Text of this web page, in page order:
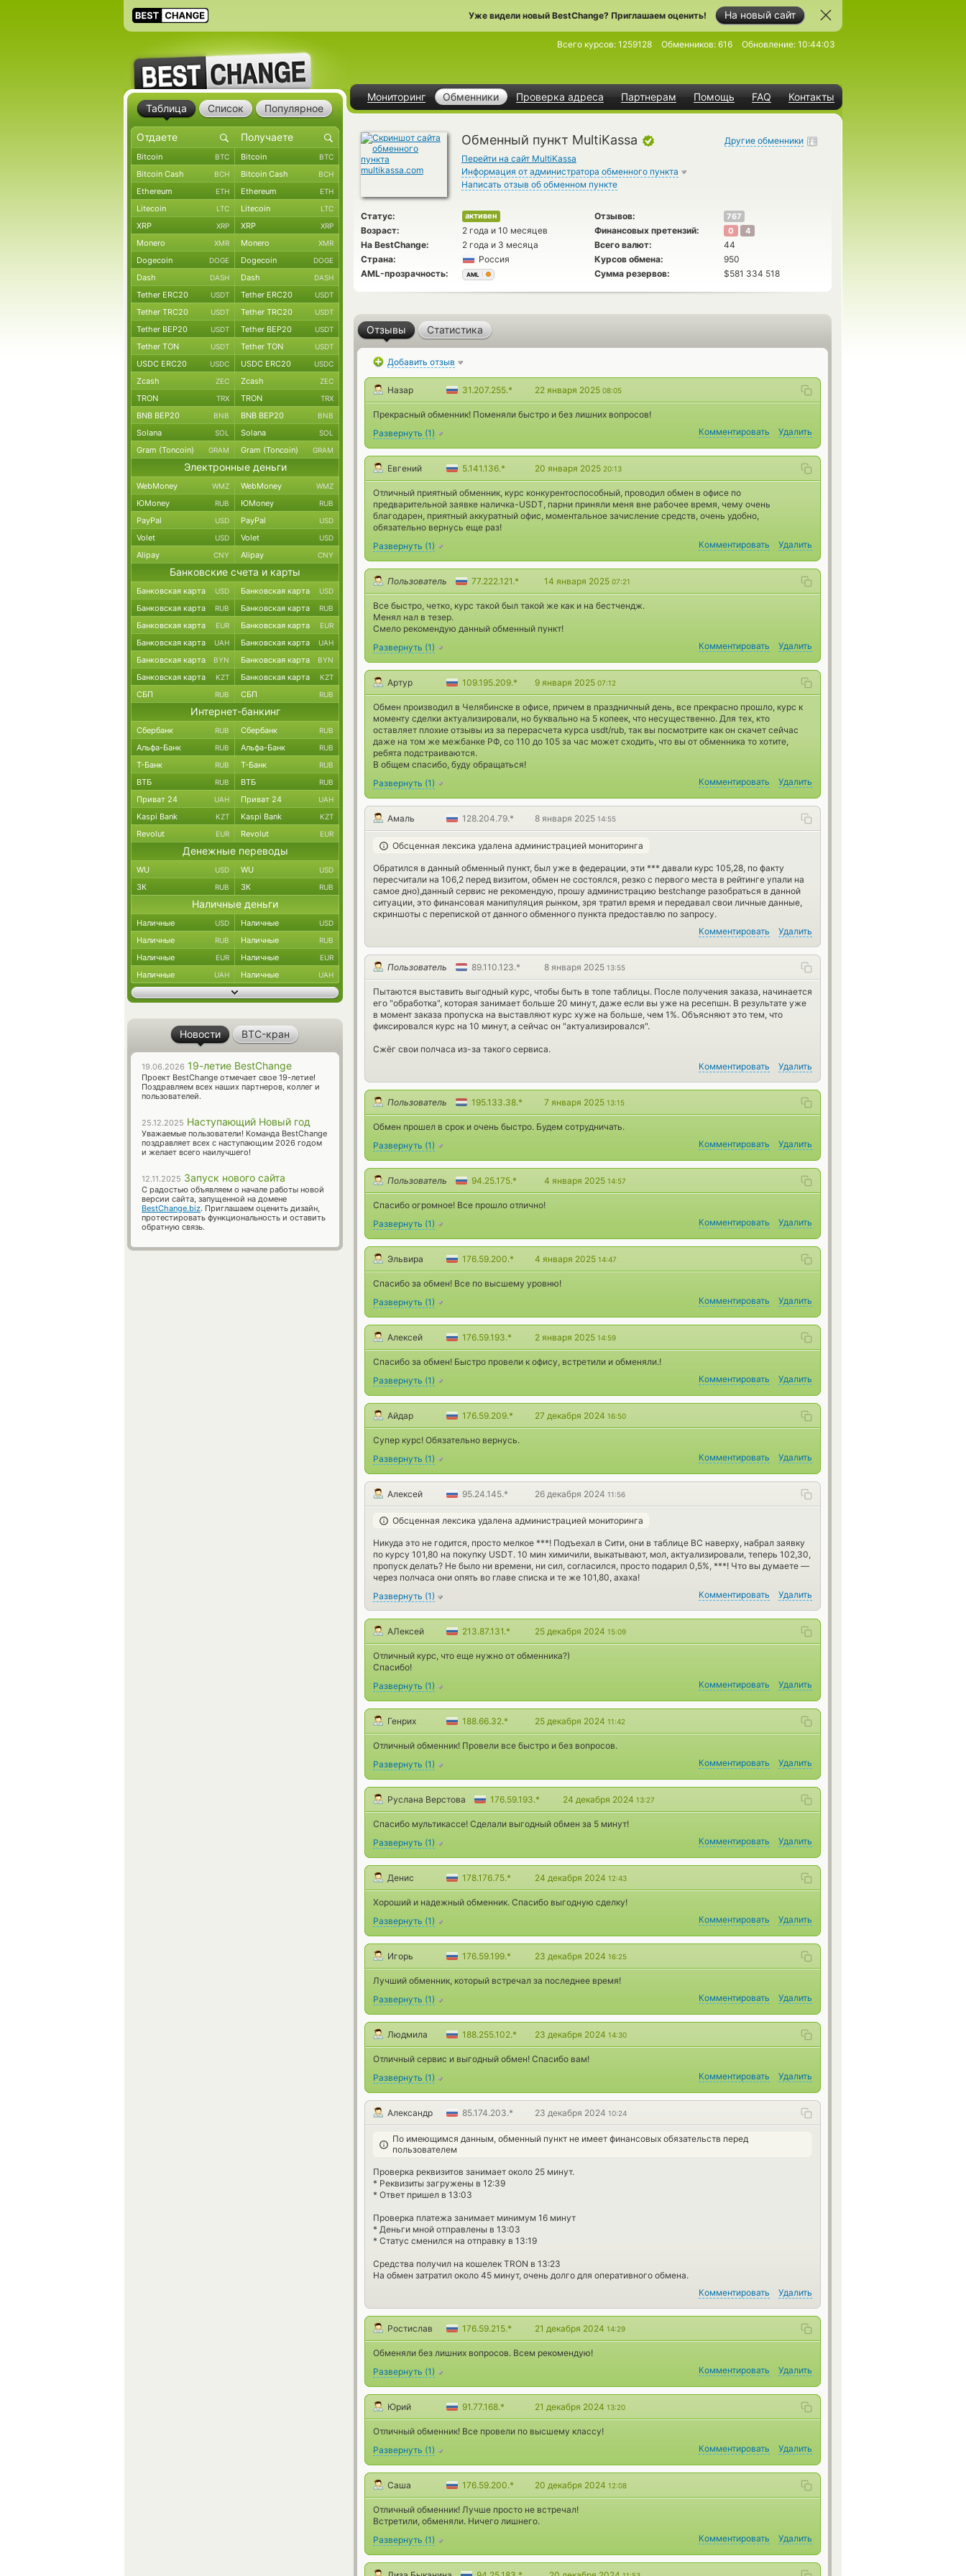
На новый сайт
Уже видели новый BestChange? Приглашаем оценить!
Мониторинг Обменники Проверка адреса Партнерам Помощь FAQ Контакты
Всего курсов: 1259128 Обменников: 616 Обновление: 10:44:03
Обменный пункт MultiKassa
Перейти на сайт MultiKassa
Информация от администратора обменного пункта
Написать отзыв об обменном пункте
Другие обменники
Статус: активен Отзывов: 767
Возраст: 2 года и 10 месяцев Финансовых претензий: 0 4
На BestChange: 2 года и 3 месяца Всего валют:
44
Страна:
Россия Курсов обмена:
950
AML-прозрачность:
AML Сумма резервов: $581 334 518
Отзывы Статистика
Добавить отзыв
Назар 31.207.255.* 22 января 2025 08:05
Прекрасный обменник! Поменяли быстро и без лишних вопросов!
Развернуть (1) Комментировать Удалить
Евгений 5.141.136.* 20 января 2025 20:13
Отличный приятный обменник, курс конкурентоспособный, проводил обмен в офисе по
предварительной заявке наличка-USDT, парни приняли меня вне рабочее время, чему очень
благодарен, приятный аккуратный офис, моментальное зачисление средств, очень удобно,
обязательно вернусь еще раз!
Развернуть (1) Комментировать Удалить
Пользователь 77.222.121.* 14 января 2025 07:21
Все быстро, четко, курс такой был такой же как и на бестчендж.
Менял нал в тезер.
Смело рекомендую данный обменный пункт!
Развернуть (1) Комментировать Удалить
Артур 109.195.209.* 9 января 2025 07:12
Обмен производил в Челябинске в офисе, причем в праздничный день, все прекрасно прошло, курс к
моменту сделки актуализировали, но буквально на 5 копеек, что несущественно. Для тех, кто
оставляет плохие отзывы из за перерасчета курса usdt/rub, так вы посмотрите как он скачет сейчас
даже на том же межбанке РФ, со 110 до 105 за час может сходить, что вы от обменника то хотите,
ребята подстраиваются.
В общем спасибо, буду обращаться!
Развернуть (1) Комментировать Удалить
Амаль 128.204.79.* 8 января 2025 14:55
Обсценная лексика удалена администрацией мониторинга
Обратился в данный обменный пункт, был уже в федерации, эти *** давали курс 105,28, по факту
пересчитали на 106,2 перед визитом, обмен не состоялся, резко с первого места в рейтинге упали на
самое дно),данный сервис не рекомендую, прошу администрацию bestchange разобраться в данной
ситуации, это финансовая манипуляция рынком, зря тратил время и передавал свои личные данные,
скриншоты с перепиской от данного обменного пункта предоставлю по запросу.
Комментировать
Удалить
Пользователь 89.110.123.* 8 января 2025 13:55
Пытаются выставить выгодный курс, чтобы быть в топе таблицы. После получения заказа, начинается
его "обработка", которая занимает больше 20 минут, даже если вы уже на ресепшн. В результате уже
в момент заказа пропуска на выставляют курс хуже на больше, чем 1%. Объясняют это тем, что
фиксировался курс на 10 минут, а сейчас он "актуализировался".
Сжёг свои полчаса из-за такого сервиса.
Комментировать
Удалить
Пользователь 195.133.38.* 7 января 2025 13:15
Обмен прошел в срок и очень быстро. Будем сотрудничать.
Развернуть (1) Комментировать Удалить
Пользователь 94.25.175.* 4 января 2025 14:57
Спасибо огромное! Все прошло отлично!
Развернуть (1) Комментировать Удалить
Эльвира 176.59.200.* 4 января 2025 14:47
Спасибо за обмен! Все по высшему уровню!
Развернуть (1) Комментировать Удалить
Алексей 176.59.193.* 2 января 2025 14:59
Спасибо за обмен! Быстро провели к офису, встретили и обменяли.!
Развернуть (1) Комментировать Удалить
Айдар 176.59.209.* 27 декабря 2024 16:50
Супер курс! Обязательно вернусь.
Развернуть (1) Комментировать Удалить
Алексей 95.24.145.* 26 декабря 2024 11:56
Обсценная лексика удалена администрацией мониторинга
Никуда это не годится, просто мелкое ***! Подъехал в Сити, они в таблице BC наверху, набрал заявку
по курсу 101,80 на покупку USDT. 10 мин химичили, выкатывают, мол, актуализировали, теперь 102,30,
пропуск делать? Не было ни времени, ни сил, согласился, просто подарил 0,5%, ***! Что вы думаете —
через полчаса они опять во главе списка и те же 101,80, ахаха!
Развернуть (1) Комментировать Удалить
АЛексей 213.87.131.* 25 декабря 2024 15:09
Отличный курс, что еще нужно от обменника?)
Спасибо!
Развернуть (1) Комментировать Удалить
Генрих 188.66.32.* 25 декабря 2024 11:42
Отличный обменник! Провели все быстро и без вопросов.
Развернуть (1) Комментировать Удалить
Руслана Верстова 176.59.193.* 24 декабря 2024 13:27
Спасибо мультикассе! Сделали выгодный обмен за 5 минут!
Развернуть (1) Комментировать Удалить
Денис 178.176.75.* 24 декабря 2024 12:43
Хороший и надежный обменник. Спасибо выгодную сделку!
Развернуть (1) Комментировать Удалить
Игорь 176.59.199.* 23 декабря 2024 16:25
Лучший обменник, который встречал за последнее время!
Развернуть (1) Комментировать Удалить
Людмила 188.255.102.* 23 декабря 2024 14:30
Отличный сервис и выгодный обмен! Спасибо вам!
Развернуть (1) Комментировать Удалить
Александр 85.174.203.* 23 декабря 2024 10:24
По имеющимся данным, обменный пункт не имеет финансовых обязательств перед
пользователем
Проверка реквизитов занимает около 25 минут.
* Реквизиты загружены в 12:39
* Ответ пришел в 13:03
Проверка платежа занимает минимум 16 минут
* Деньги мной отправлены в 13:03
* Статус сменился на отправку в 13:19
Средства получил на кошелек TRON в 13:23
На обмен затратил около 45 минут, очень долго для оперативного обмена.
Комментировать
Удалить
Ростислав 176.59.215.* 21 декабря 2024 14:29
Обменяли без лишних вопросов. Всем рекомендую!
Развернуть (1) Комментировать Удалить
Юрий 91.77.168.* 21 декабря 2024 13:20
Отличный обменник! Все провели по высшему классу!
Развернуть (1) Комментировать Удалить
Саша 176.59.200.* 20 декабря 2024 12:08
Отличный обменник! Лучше просто не встречал!
Встретили, обменяли. Ничего лишнего.
Развернуть (1) Комментировать Удалить
Таблица Список Популярное
Bitcoin BTC Bitcoin BTC
Bitcoin Cash BCH Bitcoin Cash BCH
Ethereum ETH Ethereum ETH
Litecoin LTC Litecoin LTC
XRP XRP XRP XRP
Monero XMR Monero XMR
Dogecoin DOGE Dogecoin DOGE
Dash DASH Dash DASH
Tether ERC20 USDT Tether ERC20 USDT
Tether TRC20 USDT Tether TRC20 USDT
Tether BEP20 USDT Tether BEP20 USDT
Tether TON USDT Tether TON USDT
USDC ERC20 USDC USDC ERC20 USDC
Zcash ZEC Zcash ZEC
TRON TRX TRON TRX
BNB BEP20 BNB BNB BEP20 BNB
Solana SOL Solana SOL
Gram (Toncoin) GRAM Gram (Toncoin) GRAM
Электронные деньги
WebMoney WMZ WebMoney WMZ
ЮMoney RUB ЮMoney RUB
PayPal USD PayPal USD
Volet USD Volet USD
Alipay CNY Alipay CNY
Банковские счета и карты
Банковская карта USD Банковская карта USD
Банковская карта RUB Банковская карта RUB
Банковская карта EUR Банковская карта EUR
Банковская карта UAH Банковская карта UAH
Банковская карта BYN Банковская карта BYN
Банковская карта KZT Банковская карта KZT
СБП RUB СБП RUB
Интернет-банкинг
Сбербанк RUB Сбербанк RUB
Альфа-Банк RUB Альфа-Банк RUB
Т-Банк RUB Т-Банк RUB
ВТБ RUB ВТБ RUB
Приват 24 UAH Приват 24 UAH
Kaspi Bank KZT Kaspi Bank KZT
Revolut EUR Revolut EUR
Денежные переводы
WU USD WU USD
ЗК RUB ЗК RUB
Наличные деньги
Наличные USD Наличные USD
Наличные RUB Наличные RUB
Наличные EUR Наличные EUR
Наличные UAH Наличные UAH
Новости BTC-кран
19.06.2026 19-летие BestChange
Проект BestChange отмечает свое 19-летие!
Поздравляем всех наших партнеров, коллег и
пользователей.
25.12.2025 Наступающий Новый год
Уважаемые пользователи! Команда BestChange
поздравляет всех с наступающим 2026 годом
и желает всего наилучшего!
12.11.2025 Запуск нового сайта
С радостью объявляем о начале работы новой
версии сайта, запущенной на домене
BestChange.biz. Приглашаем оценить дизайн,
протестировать функциональность и оставить
обратную связь.